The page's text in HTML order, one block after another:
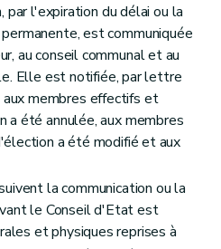
l'expiration du délai ou la
est communiquée
au conseil communal et au
Elle est notifiée, par lettre
membres effectifs et
été annulée, aux membres
a été modifié et aux
la communication ou la
le Conseil d'Etat est
et physiques reprises à